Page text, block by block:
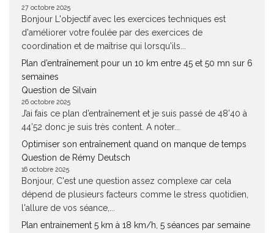
27 octobre 2025
Bonjour L'objectif avec les exercices techniques est
d'améliorer votre foulée par des exercices de
coordination et de maîtrise qui lorsqu'ils...
Plan d’entraînement pour un 10 km entre 45 et 50 mn sur 6
semaines
Question de Silvain
26 octobre 2025
J’ai fais ce plan d’entraînement et je suis passé de 48’40 à
44’52 donc je suis très content. A noter...
Optimiser son entraînement quand on manque de temps
Question de Rémy Deutsch
16 octobre 2025
Bonjour, C'est une question assez complexe car cela
dépend de plusieurs facteurs comme le stress quotidien,
l'allure de vos séance,...
Plan entrainement 5 km à 18 km/h, 5 séances par semaine